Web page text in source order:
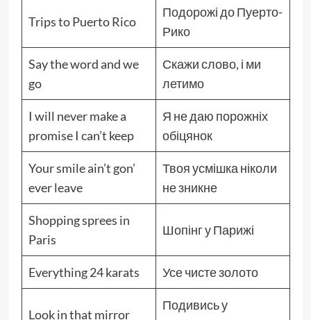
Trips to Puerto Rico
Подорожі до Пуерто-
Рико
Say the word and we
go
Скажи слово, і ми
летимо
I will never make a
promise I can’t keep
Я не даю порожніх
обіцянок
Your smile ain’t gon’
ever leave
Твоя усмішка ніколи
не зникне
Shopping sprees in
Paris
Шопінг у Парижі
Everything 24 karats Усе чисте золото
Look in that mirror
Подивись у